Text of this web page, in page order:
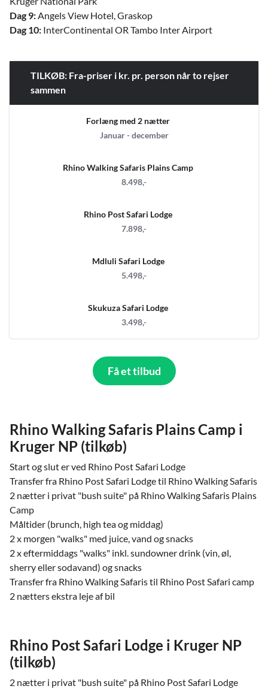
Dag 9:Angels View Hotel, Graskop
Dag 10: InterContinental OR Tambo Inter Airport
TILKØB: Fra-priser i kr. pr. person når to rejser
sammen
Forlæng med 2 nætter
Januar - december
Rhino Walking Safaris Plains Camp
8.498,-
Rhino Post Safari Lodge
7.898,-
Mdluli Safari Lodge
5.498,-
Skukuza Safari Lodge
3.498,-
Få et tilbud
Rhino Walking Safaris Plains Camp i
Kruger NP (tilkøb)
Start og slut er ved Rhino Post Safari Lodge
Transfer fra Rhino Post Safari Lodge til Rhino Walking Safaris
2 nætter i privat "bush suite" på Rhino Walking Safaris Plains
Camp
Måltider (brunch, high tea og middag)
2 x morgen "walks" med juice, vand og snacks
2 x eftermiddags "walks" inkl. sundowner drink (vin, øl,
sherry eller sodavand) og snacks
Transfer fra Rhino Walking Safaris til Rhino Post Safari camp
2 nætters ekstra leje af bil
Rhino Post Safari Lodge i Kruger NP
(tilkøb)
2 nætter i privat "bush suite" på Rhino Post Safari Lodge